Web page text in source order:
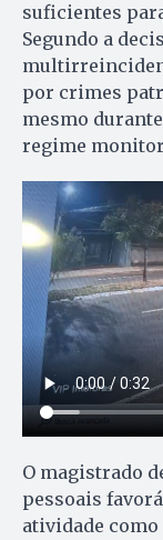
suficientes
Segundo a
por crimes
mesmo
regime
O magistrado
pessoais
atividade